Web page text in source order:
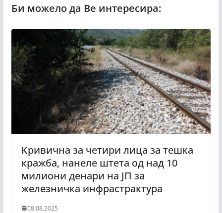
Кривична за четири лица за тешка
кражба, нанеле штета од над 10
милиони денари на ЈП за
железничка инфрастрактура
08.08.2025